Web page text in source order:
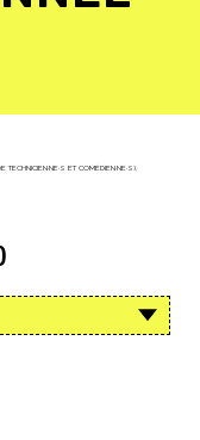
ET COMÉDIEN·NE·S),